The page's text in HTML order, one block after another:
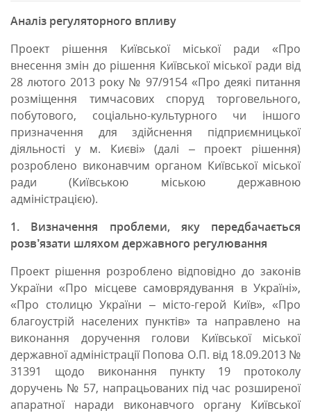
Аналіз регуляторного впливу
Проект рішення Київської міської ради «Про
внесення змін до рішення Київської міської ради від
28 лютого 2013 року № 97/9154 «Про деякі питання
розміщення тимчасових споруд торговельного,
побутового, соціально-культурного чи іншого
призначення для здійснення підприємницької
діяльності у м. Києві» (далі – проект рішення)
розроблено виконавчим органом Київської міської
ради (Київською міською державною
адміністрацією).
1. Визначення проблеми, яку передбачається
розв’язати шляхом державного регулювання
Проект рішення розроблено відповідно до законів
України «Про місцеве самоврядування в Україні»,
«Про столицю України – місто-герой Київ», «Про
благоустрій населених пунктів» та направлено на
виконання доручення голови Київської міської
державної адміністрації Попова О.П. від 18.09.2013 №
31391 щодо виконання пункту 19 протоколу
доручень № 57, напрацьованих під час розширеної
апаратної наради виконавчого органу Київської